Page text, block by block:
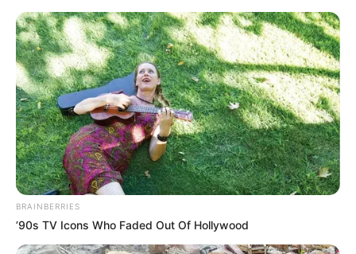
MENU
ET
WIDGETS
BRAINBERRIES
’90s TV Icons Who Faded Out Of Hollywood